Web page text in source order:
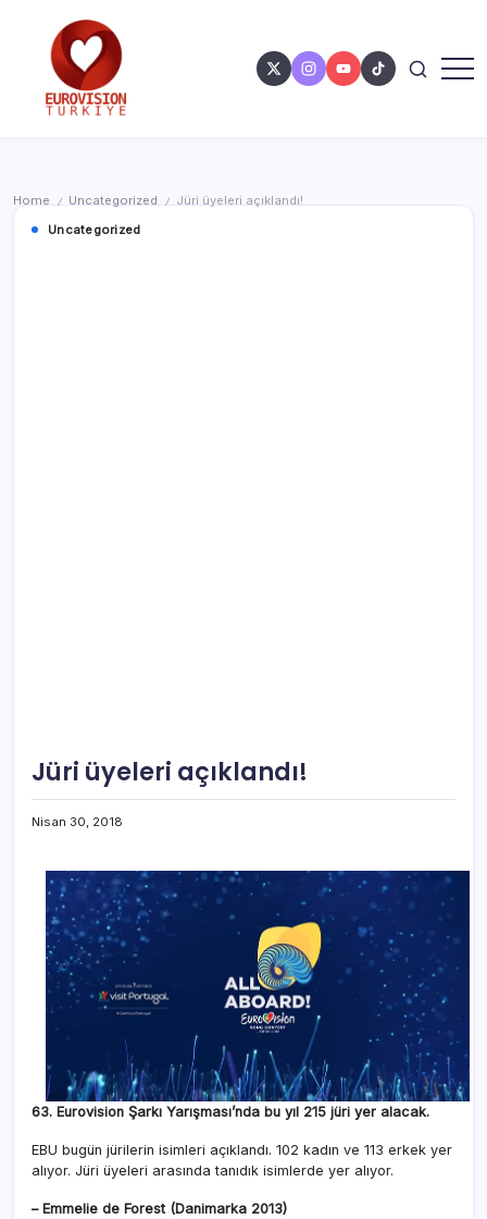
Home / Uncategorized /
Jüri üyeleri açıklandı!
Uncategorized
Jüri üyeleri açıklandı!
Nisan 30, 2018
63. Eurovision Şarkı Yarışması’nda bu yıl 215 jüri yer alacak.
EBU bugün jürilerin isimleri açıklandı. 102 kadın ve 113 erkek yer
alıyor. Jüri üyeleri arasında tanıdık isimlerde yer alıyor.
– Emmelie de Forest (Danimarka 2013)